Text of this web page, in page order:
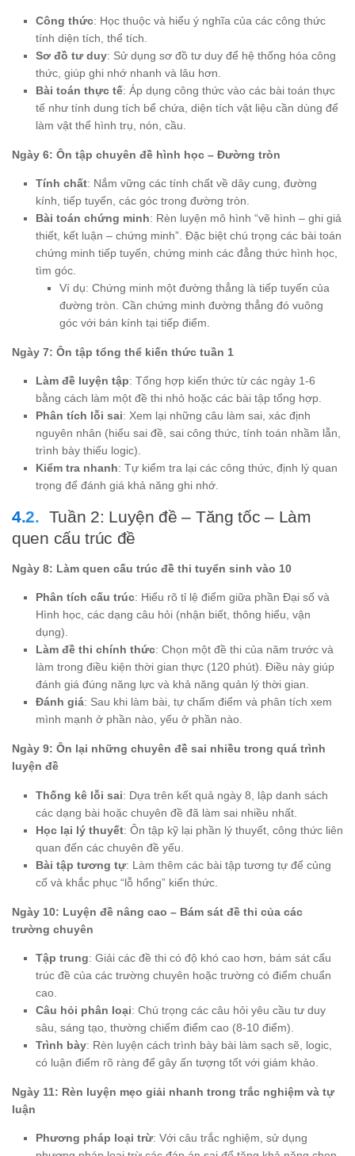
Công thức: Học thuộc và hiểu ý nghĩa của các công thức
tính diện tích, thể tích.
Sơ đồ tư duy: Sử dụng sơ đồ tư duy để hệ thống hóa công
thức, giúp ghi nhớ nhanh và lâu hơn.
Bài toán thực tế: Áp dụng công thức vào các bài toán thực
tế như tính dung tích bể chứa, diện tích vật liệu cần dùng để
làm vật thể hình trụ, nón, cầu.
Ngày 6: Ôn tập chuyên đề hình học – Đường tròn
Tính chất: Nắm vững các tính chất về dây cung, đường
kính, tiếp tuyến, các góc trong đường tròn.
Bài toán chứng minh: Rèn luyện mô hình “vẽ hình – ghi giả
thiết, kết luận – chứng minh”. Đặc biệt chú trọng các bài toán
chứng minh tiếp tuyến, chứng minh các đẳng thức hình học,
tìm góc.
Ví dụ: Chứng minh một đường thẳng là tiếp tuyến của
đường tròn. Cần chứng minh đường thẳng đó vuông
góc với bán kính tại tiếp điểm.
Ngày 7: Ôn tập tổng thể kiến thức tuần 1
Làm đề luyện tập: Tổng hợp kiến thức từ các ngày 1-6
bằng cách làm một đề thi nhỏ hoặc các bài tập tổng hợp.
Phân tích lỗi sai: Xem lại những câu làm sai, xác định
nguyên nhân (hiểu sai đề, sai công thức, tính toán nhầm lẫn,
trình bày thiếu logic).
Kiểm tra nhanh: Tự kiểm tra lại các công thức, định lý quan
trọng để đánh giá khả năng ghi nhớ.
Tuần 2: Luyện đề – Tăng tốc – Làm
quen cấu trúc đề
Ngày 8: Làm quen cấu trúc đề thi tuyển sinh vào 10
Phân tích cấu trúc: Hiểu rõ tỉ lệ điểm giữa phần Đại số và
Hình học, các dạng câu hỏi (nhận biết, thông hiểu, vận
dụng).
Làm đề thi chính thức: Chọn một đề thi của năm trước và
làm trong điều kiện thời gian thực (120 phút). Điều này giúp
đánh giá đúng năng lực và khả năng quản lý thời gian.
Đánh giá: Sau khi làm bài, tự chấm điểm và phân tích xem
mình mạnh ở phần nào, yếu ở phần nào.
Ngày 9: Ôn lại những chuyên đề sai nhiều trong quá trình
luyện đề
Thống kê lỗi sai: Dựa trên kết quả ngày 8, lập danh sách
các dạng bài hoặc chuyên đề đã làm sai nhiều nhất.
Học lại lý thuyết: Ôn tập kỹ lại phần lý thuyết, công thức liên
quan đến các chuyên đề yếu.
Bài tập tương tự: Làm thêm các bài tập tương tự để củng
cố và khắc phục “lỗ hổng” kiến thức.
Ngày 10: Luyện đề nâng cao – Bám sát đề thi của các
trường chuyên
Tập trung: Giải các đề thi có độ khó cao hơn, bám sát cấu
trúc đề của các trường chuyên hoặc trường có điểm chuẩn
cao.
Câu hỏi phân loại: Chú trọng các câu hỏi yêu cầu tư duy
sâu, sáng tạo, thường chiếm điểm cao (8-10 điểm).
Trình bày: Rèn luyện cách trình bày bài làm sạch sẽ, logic,
có luận điểm rõ ràng để gây ấn tượng tốt với giám khảo.
Ngày 11: Rèn luyện mẹo giải nhanh trong trắc nghiệm và tự
luận
Phương pháp loại trừ: Với câu trắc nghiệm, sử dụng